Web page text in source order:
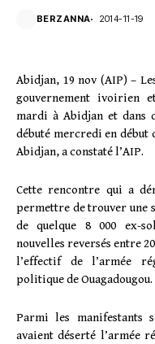
BERZANNA 2014-11-19
Abidjan, 19 nov (AIP) –
gouvernement ivoirien
mardi à Abidjan et dans
débuté mercredi en début
Abidjan, a constaté l’AIP.
Cette rencontre qui a
permettre de trouver une
de quelque 8 000 ex-
nouvelles reversés entre
l’effectif de l’armée
politique de Ouagadougou.
Parmi les manifestants
avaient déserté l’armée